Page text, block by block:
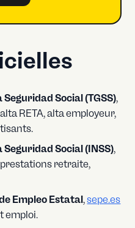
Social (TGSS),
RETA, alta employeur,
Social (INSS),
prestations retraite,
Empleo Estatal,sepe.es
emploi.